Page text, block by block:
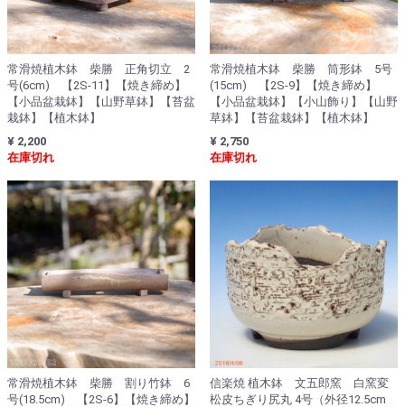
常滑焼植木鉢 柴勝 正角切立 2
号(6cm) 【2S-11】【焼き締め】
【小品盆栽鉢】【山野草鉢】【苔盆
栽鉢】【植木鉢】
¥ 2,200
在庫切れ
常滑焼植木鉢 柴勝 筒形鉢 5号
(15cm) 【2S-9】【焼き締め】
【小品盆栽鉢】【小山飾り】【山野
草鉢】【苔盆栽鉢】【植木鉢】
¥ 2,750
在庫切れ
常滑焼植木鉢 柴勝 割り竹鉢 6
号(18.5cm) 【2S-6】【焼き締め】
信楽焼 植木鉢 文五郎窯 白窯変
松皮ちぎり尻丸 4号（外径12.5cm